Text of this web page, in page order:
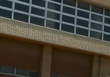
コ
ン
テ
へ